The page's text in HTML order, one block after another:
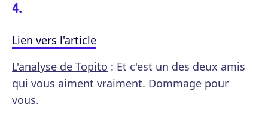
Lien vers l'article
L'analyse de Topito : Et c'est un des deux amis
qui vous aiment vraiment. Dommage pour
vous.